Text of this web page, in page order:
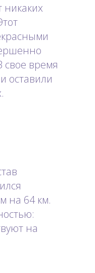
никаких
свое время
оставили
на 64 км.
на